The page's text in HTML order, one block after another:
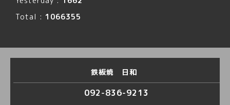
Total : 1066355
鉄板焼 日和
092-836-9213